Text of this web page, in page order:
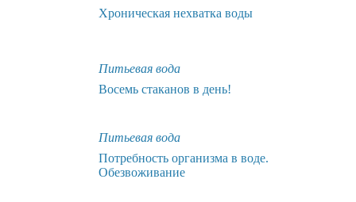
Хроническая нехватка воды
Питьевая вода
Восемь стаканов в день!
Питьевая вода
Потребность организма в воде.
Обезвоживание